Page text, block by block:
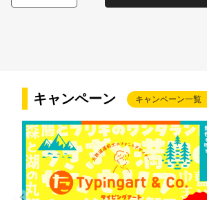
キャンペーン キャンペーン一覧